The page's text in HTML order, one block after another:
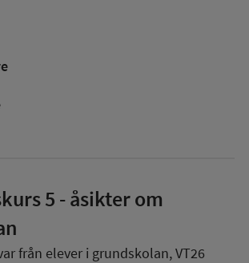
5 - åsikter om
från elever i grundskolan,VT26